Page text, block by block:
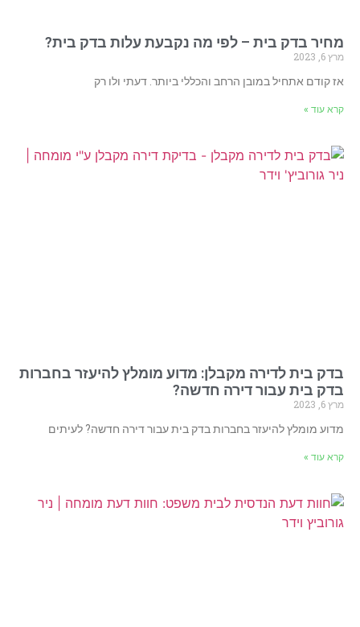
מחיר בדק בית – לפי מה נקבעת עלות בדק בית?
מרץ 6, 2023
אז קודם אתחיל במובן הרחב והכללי ביותר. דעתי ולו רק
קרא עוד »
בדק בית לדירה מקבלן: מדוע מומלץ להיעזר בחברות
בדק בית עבור דירה חדשה?
מרץ 6, 2023
מדוע מומלץ להיעזר בחברות בדק בית עבור דירה חדשה? לעיתים
קרא עוד »